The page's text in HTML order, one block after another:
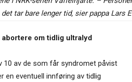
tar bare lenger tid, sier pappa Lars
om tidlig ultralyd
10 av de som får syndromet påvist
en eventuell innføring av tidlig